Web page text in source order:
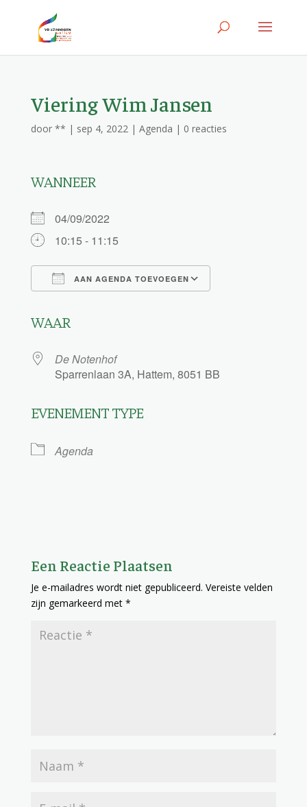
Viering Wim Jansen
door ** | sep 4, 2022| Agenda | 0 reacties
WANNEER
04/09/2022
10:15 - 11:15
AAN AGENDA TOEVOEGEN
WAAR
De Notenhof
Sparrenlaan 3A, Hattem, 8051 BB
EVENEMENT TYPE
Agenda
Een Reactie Plaatsen
Je e-mailadres wordt niet gepubliceerd. Vereiste velden
zijn gemarkeerd met *